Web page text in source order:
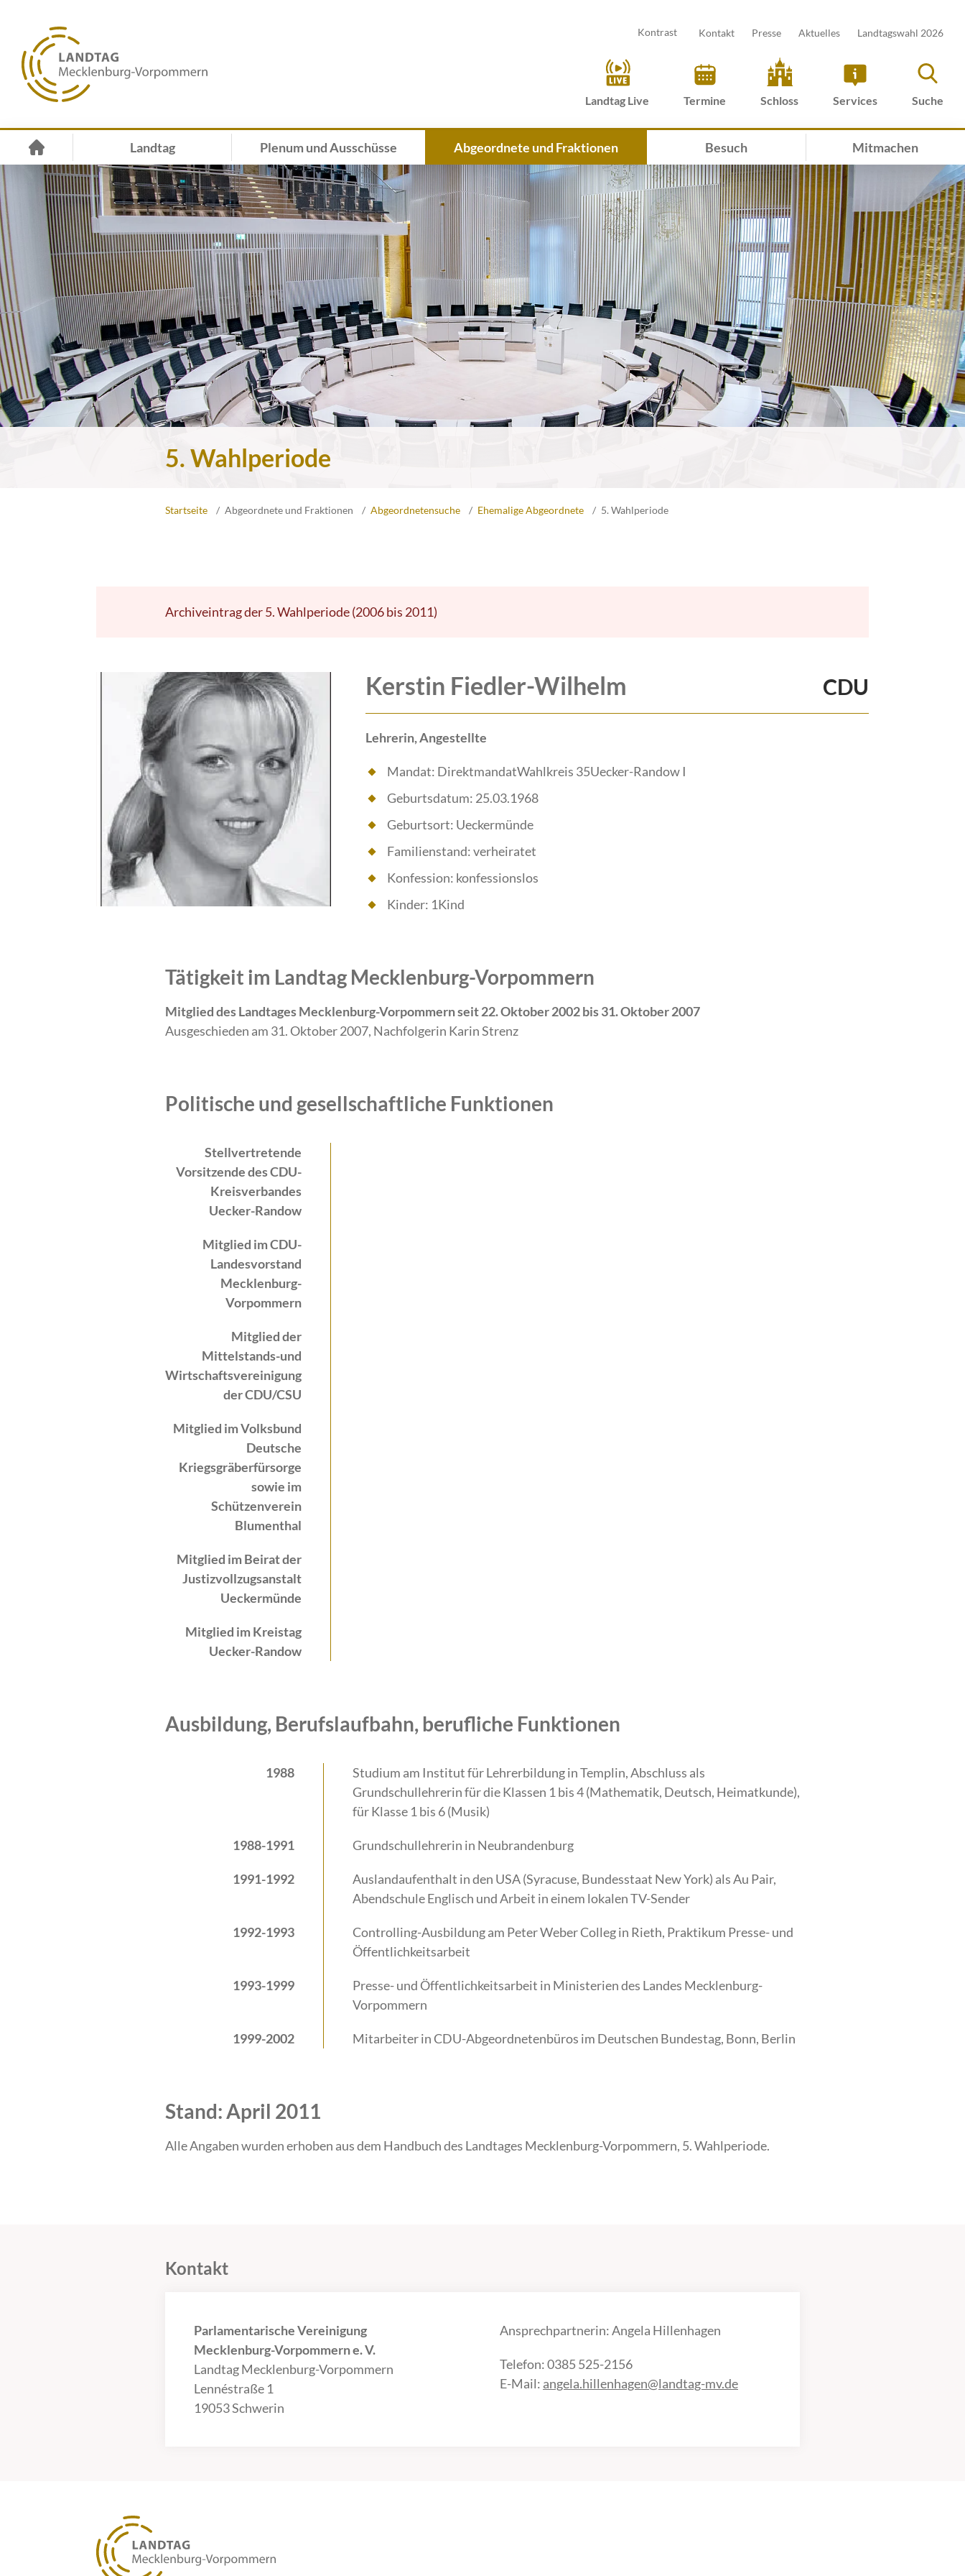
Kontrast Kontakt Presse Aktuelles Landtagswahl 2026
Landtag Live Termine Schloss Services Suche
Landtag Plenum und Ausschüsse Abgeordnete und Fraktionen Besuch Mitmachen
5. Wahlperiode
Startseite Abgeordnete und Fraktionen Abgeordnetensuche Ehemalige Abgeordnete 5. Wahlperiode
Archiveintrag der 5. Wahlperiode (2006 bis 2011)
Kerstin Fiedler-Wilhelm CDU
Lehrerin, Angestellte
Mandat: DirektmandatWahlkreis 35Uecker-Randow I
Geburtsdatum: 25.03.1968
Geburtsort: Ueckermünde
Familienstand: verheiratet
Konfession: konfessionslos
Kinder: 1Kind
Tätigkeit im Landtag Mecklenburg-Vorpommern
Mitglied des Landtages Mecklenburg-Vorpommern seit 22. Oktober 2002 bis 31. Oktober 2007
Ausgeschieden am 31. Oktober 2007, Nachfolgerin Karin Strenz
Politische und gesellschaftliche Funktionen
Zeitraum
TätigkeitStellvertretende
Vorsitzende des CDU-
Kreisverbandes
Uecker-Randow
Mitglied im CDU-
Landesvorstand
Mecklenburg-
Vorpommern
Mitglied der
Mittelstands-und
Wirtschaftsvereinigung
der CDU/CSU
Mitglied im Volksbund
Deutsche
Kriegsgräberfürsorge
sowie im
Schützenverein
Blumenthal
Mitglied im Beirat der
Justizvollzugsanstalt
Ueckermünde
Mitglied im Kreistag
Uecker-Randow
Ausbildung, Berufslaufbahn, berufliche Funktionen
1988
Studium am Institut für Lehrerbildung in Templin, Abschluss als
Grundschullehrerin für die Klassen 1 bis 4 (Mathematik, Deutsch, Heimatkunde),
für Klasse 1 bis 6 (Musik)
1988-1991 Grundschullehrerin in Neubrandenburg
1991-1992
Auslandaufenthalt in den USA (Syracuse, Bundesstaat New York) als Au Pair,
Abendschule Englisch und Arbeit in einem lokalen TV-Sender
1992-1993
Controlling-Ausbildung am Peter Weber Colleg in Rieth, Praktikum Presse- und
Öffentlichkeitsarbeit
1993-1999
Presse- und Öffentlichkeitsarbeit in Ministerien des Landes Mecklenburg-
Vorpommern
1999-2002 Mitarbeiter in CDU-Abgeordnetenbüros im Deutschen Bundestag, Bonn, Berlin
Stand: April 2011
Alle Angaben wurden erhoben aus dem Handbuch des Landtages Mecklenburg-Vorpommern, 5. Wahlperiode.
Kontakt
Parlamentarische Vereinigung
Mecklenburg-Vorpommern e. V.
Landtag Mecklenburg-Vorpommern
Lennéstraße 1
19053 Schwerin
Ansprechpartnerin: Angela Hillenhagen
Telefon: 0385 525-2156
E-Mail: angela.hillenhagen@landtag-mv.de